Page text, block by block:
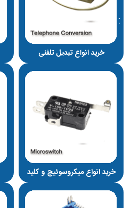
خرید انواع تبدیل تلفنی
خرید انواع میکروسوئیچ و کلید